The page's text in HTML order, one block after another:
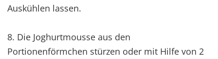
Auskühlen lassen.
8. Die Joghurtmousse aus den
Portionenförmchen stürzen oder mit Hilfe von 2